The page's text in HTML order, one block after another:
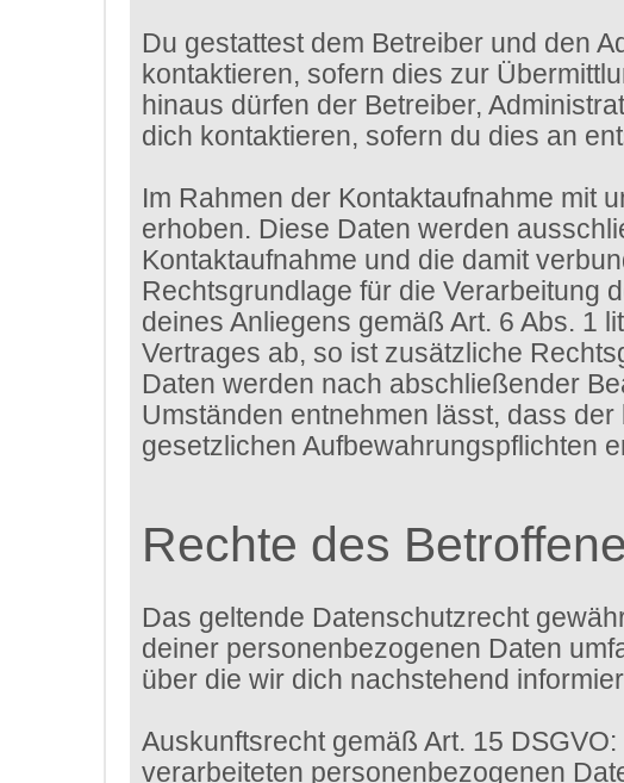
Du gestattest dem Betreiber und den
kontaktieren, sofern dies zur
hinaus dürfen der Betreiber,
dich kontaktieren, sofern du dies an
Im Rahmen der Kontaktaufnahme mit
erhoben. Diese Daten werden
Kontaktaufnahme und die damit
Rechtsgrundlage für die Verarbeitung
deines Anliegens gemäß Art. 6 Abs. 1
Vertrages ab, so ist zusätzliche
Daten werden nach abschließender
Umständen entnehmen lässt, dass
gesetzlichen Aufbewahrungspflichten
Rechte des
Das geltende Datenschutzrecht
deiner personenbezogenen Daten
über die wir dich nachstehend
Auskunftsrecht gemäß Art. 15
verarbeiteten personenbezogenen